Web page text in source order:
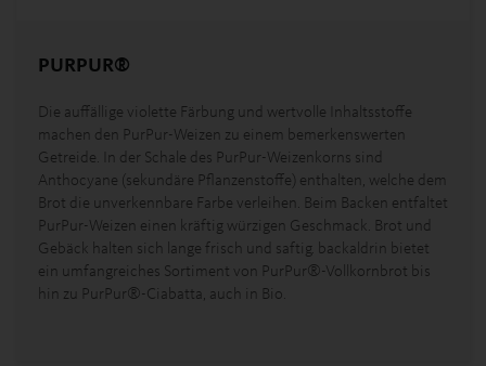
PURPUR®
Die auffällige violette Färbung und wertvolle Inhaltsstoffe
machen den PurPur-Weizen zu einem bemerkenswerten
Getreide. In der Schale des PurPur-Weizenkorns sind
Anthocyane (sekundäre Pflanzenstoffe) enthalten, welche dem
Brot die unverkennbare Farbe verleihen. Beim Backen entfaltet
PurPur-Weizen einen kräftig würzigen Geschmack. Brot und
Gebäck halten sich lange frisch und saftig. backaldrin bietet
ein umfangreiches Sortiment von PurPur®-Vollkornbrot bis
hin zu PurPur®-Ciabatta, auch in Bio.